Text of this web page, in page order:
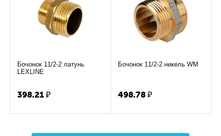
Бочонок 11/2-2 латунь
LEXLINE
398.21 ₽
Бочонок 11/2-2 никель WM
498.78 ₽